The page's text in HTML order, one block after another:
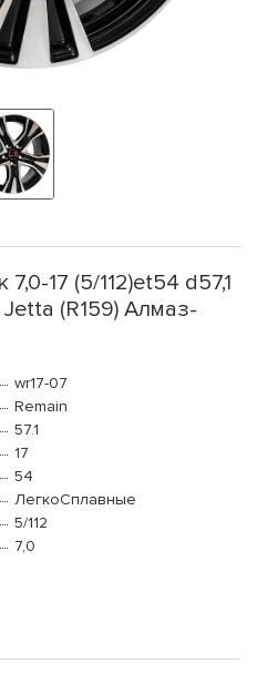
17 (5/112)et54 d57,1
(R159) Алмаз-
wr17-07
Remain
57.1
17
54
ЛегкоСплавные
5/112
7,0